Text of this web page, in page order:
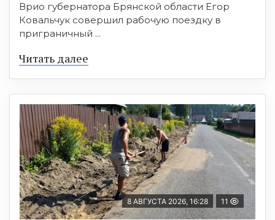
Врио губернатора Брянской области Егор
Ковальчук совершил рабочую поездку в
приграничный ...
Читать далее
8 АВГУСТА 2026, 16:28 11